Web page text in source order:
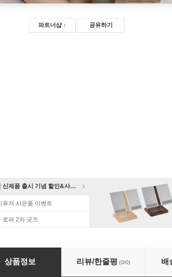
파트너샵 공유하기
노르잇 신제품 출시 기념 할인&사은품 증정!
퓨저 사은품 이벤트
로퍼 2차 굿즈
숙면 밴드형 아이마스크 암막 실크 수면안대 여
상품정보 리뷰/한줄평 (0/0) 배